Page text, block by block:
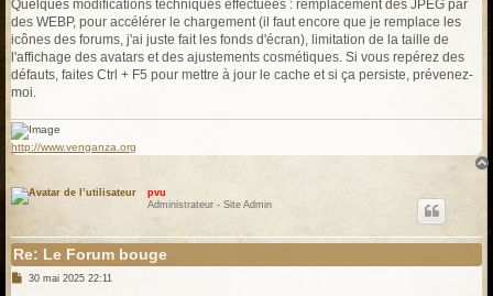
s
a
g
Quelques modifications techniques effectuées : remplacement des JPEG par
des WEBP, pour accélérer le chargement (il faut encore que je remplace les
icônes des forums, j'ai juste fait les fonds d'écran), limitation de la taille de
l'affichage des avatars et des ajustements cosmétiques. Si vous repérez des
défauts, faites Ctrl + F5 pour mettre à jour le cache et si ça persiste, prévenez-
moi.
http://www.venganza.org
pvu
Administrateur - Site Admin
Re: Le Forum bouge
M30 mai 2025 22:11